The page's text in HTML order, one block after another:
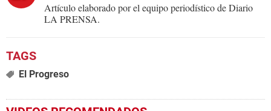
Artículo elaborado por el equipo periodístico de Diario
LA PRENSA.
El Progreso